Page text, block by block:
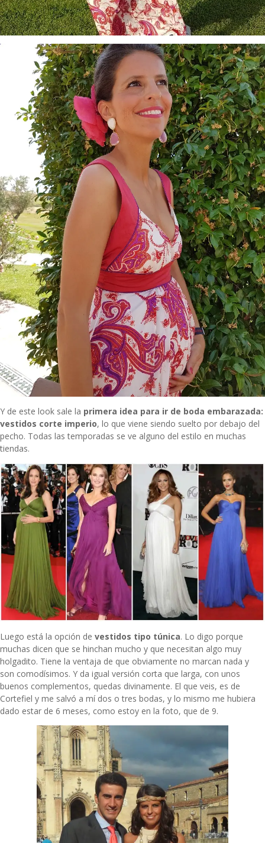
Y de este look sale la primera idea para ir de boda embarazada:
vestidos corte imperio, lo que viene siendo suelto por debajo del
pecho. Todas las temporadas se ve alguno del estilo en muchas
tiendas.
Luego está la opción de vestidos tipo túnica. Lo digo porque
muchas dicen que se hinchan mucho y que necesitan algo muy
holgadito. Tiene la ventaja de que obviamente no marcan nada y
son comodísimos. Y da igual versión corta que larga, con unos
buenos complementos, quedas divinamente. El que veis, es de
Cortefiel y me salvó a mí dos o tres bodas, y lo mismo me hubiera
dado estar de 6 meses, como estoy en la foto, que de 9.